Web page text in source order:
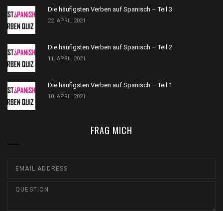
Die häufigsten Verben auf Spanisch – Teil 3
22. APRIL 2021
Die häufigsten Verben auf Spanisch – Teil 2
11. APRIL 2021
Die häufigsten Verben auf Spanisch – Teil 1
10. APRIL 2021
FRAG MICH